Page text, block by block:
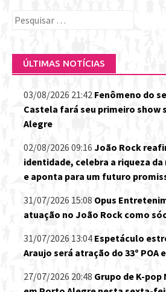
Pesquisar
ÚLTIMAS NOTÍCIAS
03/08/2026 21:42 Fenômeno do
Castela fará seu primeiro show
Alegre
02/08/2026 09:16 João Rock
identidade, celebra a riqueza
e aponta para um futuro
31/07/2026 15:08 Opus
atuação no João Rock como
31/07/2026 13:04 Espetáculo
Araujo será atração do 33º POA
27/07/2026 20:48 Grupo de K-pop